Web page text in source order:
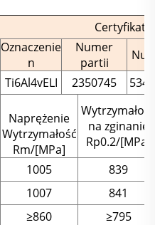
Certyfikat
Oznaczenie
n
Numer
partii
Ti6Al4vELI 2350745
Naprężenie
Wytrzymałość
Rm/[MPa]
Wytrzymałość
na zginanie
Rp0.2/[MPa]
1005
839
1007
841
≥860 ≥795